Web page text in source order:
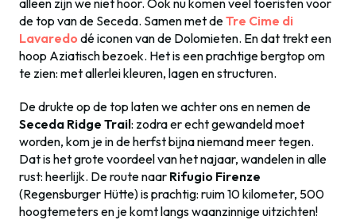
de top van de Seceda. Samen met deTre Cime di
Lavaredo dé iconen van de Dolomieten. En dat trekt een
hoop Aziatisch bezoek. Het is een prachtige bergtop om
te zien: met allerlei kleuren, lagen en structuren.
De drukte op de top laten we achter ons en nemen de
Seceda Ridge Trail: zodra er echt gewandeld moet
worden, kom je in de herfst bijna niemand meer tegen.
Dat is het grote voordeel van het najaar, wandelen in alle
rust: heerlijk. De route naar Rifugio Firenze
(Regensburger Hütte) is prachtig: ruim 10 kilometer, 500
hoogtemeters en je komt langs waanzinnige uitzichten!